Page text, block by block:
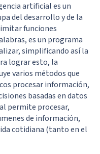
artificial es un
del desarrollo y de la
funciones
es un programa
simplificando así la
lograr esto, la
varios métodos que
procesar información,
basadas en datos
permite procesar,
de información,
cotidiana (tanto en el